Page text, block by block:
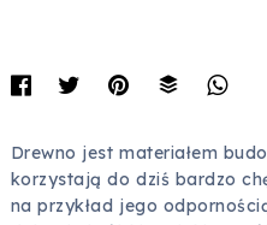
Drewno jest materiałem
korzystają do dziś bardzo
na przykład jego